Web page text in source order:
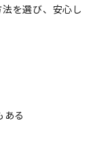
を選び、安心し
ある